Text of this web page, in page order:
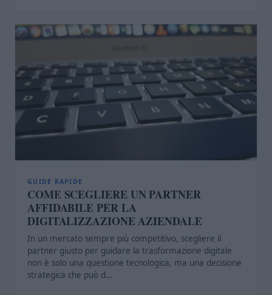
GUIDE RAPIDE
COME SCEGLIERE UN PARTNER
AFFIDABILE PER LA
DIGITALIZZAZIONE AZIENDALE
In un mercato sempre più competitivo, scegliere il
partner giusto per guidare la trasformazione digitale
non è solo una questione tecnologica, ma una decisione
strategica che può d…